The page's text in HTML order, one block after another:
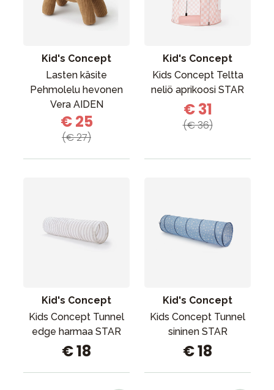
Kid's Concept
Lasten käsite
Pehmolelu hevonen
Vera AIDEN
€ 25
(€ 27)
Kid's Concept
Kids Concept Teltta
neliö aprikoosi STAR
€ 31
(€ 36)
Kid's Concept
Kids Concept Tunnel
edge harmaa STAR
€ 18
Kid's Concept
Kids Concept Tunnel
sininen STAR
€ 18